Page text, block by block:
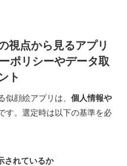
視点から見るアプリ
ポリシーやデータ取
ト
似顔絵アプリは、 個人情報や
す。選定時は以下の基準を必
されているか